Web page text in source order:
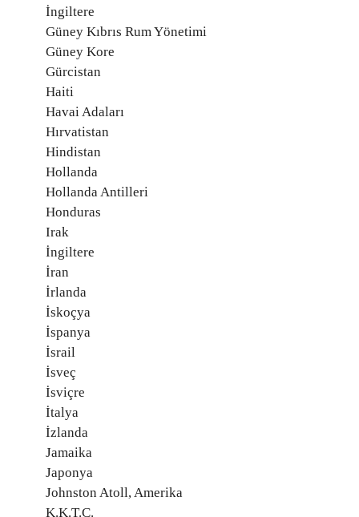
İngiltere
Güney Kıbrıs Rum Yönetimi
Güney Kore
Gürcistan
Haiti
Havai Adaları
Hırvatistan
Hindistan
Hollanda
Hollanda Antilleri
Honduras
Irak
İngiltere
İran
İrlanda
İskoçya
İspanya
İsrail
İsveç
İsviçre
İtalya
İzlanda
Jamaika
Japonya
Johnston Atoll, Amerika
K.K.T.C.